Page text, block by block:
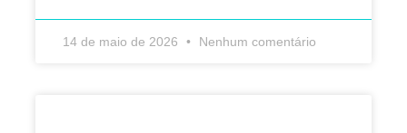
14 de maio de 2026 Nenhum comentário